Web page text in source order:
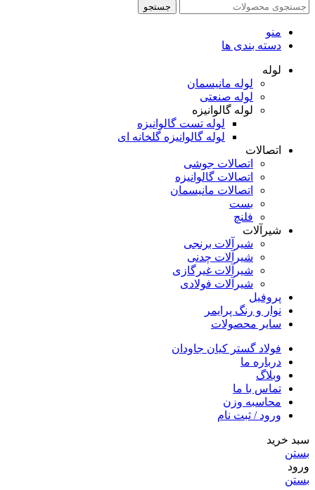
جستجو
منو
دسته بندی ها
لوله
لوله مانیسمان
لوله صنعتی
لوله گالوانیزه
لوله تست گالوانیزه
لوله گالوانیزه گلخانه ای
اتصالات
اتصالات جوشی
اتصالات گالوانیزه
اتصالات مانیسمان
بست
فلنچ
شیرآلات
شیرآلات برنجی
شیرآلات چدنی
شیرآلات غیرگازی
شیرآلات فولادی
پروفیل
نوار و رنگ پرایمر
سایر محصولات
فولاد گستر کیان جاودان
درباره ما
وبلاگ
تماس با ما
محاسبه وزن
ورود / ثبت نام
سبد خرید
بستن
ورود
بستن